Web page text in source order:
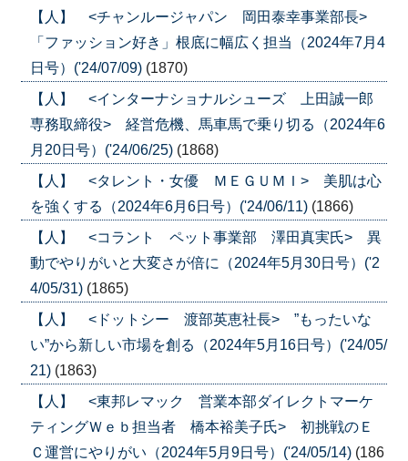
【人】 <チャンルージャパン 岡田泰幸事業部長>
「ファッション好き」根底に幅広く担当（2024年7月4
日号）('24/07/09) (1870)
【人】 <インターナショナルシューズ 上田誠一郎
専務取締役> 経営危機、馬車馬で乗り切る（2024年6
月20日号）('24/06/25) (1868)
【人】 <タレント・女優 ＭＥＧＵＭＩ> 美肌は心
を強くする（2024年6月6日号）('24/06/11) (1866)
【人】 <コラント ペット事業部 澤田真実氏> 異
動でやりがいと大変さが倍に（2024年5月30日号）('2
4/05/31) (1865)
【人】 <ドットシー 渡部英恵社長> ”もったいな
い”から新しい市場を創る（2024年5月16日号）('24/05/
21) (1863)
【人】 <東邦レマック 営業本部ダイレクトマーケ
ティングＷｅｂ担当者 橋本裕美子氏> 初挑戦のＥ
Ｃ運営にやりがい（2024年5月9日号）('24/05/14) (186